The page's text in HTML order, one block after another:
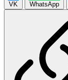
VK WhatsApp